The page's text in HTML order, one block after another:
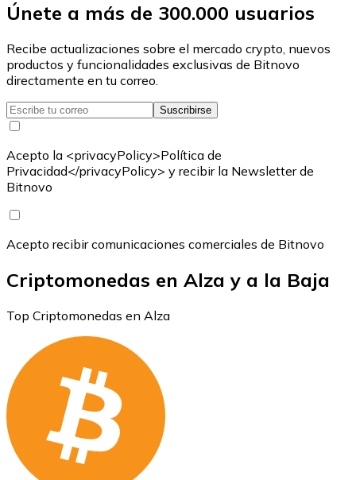
Únete a más de 300.000 usuarios
Recibe actualizaciones sobre el mercado crypto, nuevos
productos y funcionalidades exclusivas de Bitnovo
directamente en tu correo.
Suscribirse
Acepto la <privacyPolicy>Política de
Privacidad</privacyPolicy> y recibir la Newsletter de
Bitnovo
Acepto recibir comunicaciones comerciales de Bitnovo
Criptomonedas en Alza y a la Baja
Top Criptomonedas en Alza